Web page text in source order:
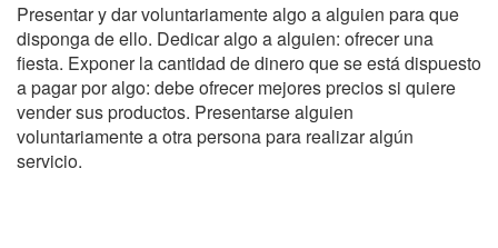
Presentar y dar voluntariamente algo a alguien para que
disponga de ello. Dedicar algo a alguien: ofrecer una
fiesta. Exponer la cantidad de dinero que se está dispuesto
a pagar por algo: debe ofrecer mejores precios si quiere
vender sus productos. Presentarse alguien
voluntariamente a otra persona para realizar algún
servicio.